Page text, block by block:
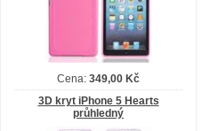
Cena: 349,00 Kč
3D kryt iPhone 5 Hearts
průhledný